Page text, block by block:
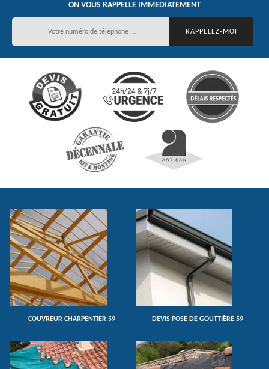
ON VOUS RAPPELLE IMMEDIATEMENT
COUVREUR CHARPENTIER 59 DEVIS POSE DE GOUTTIÈRE 59